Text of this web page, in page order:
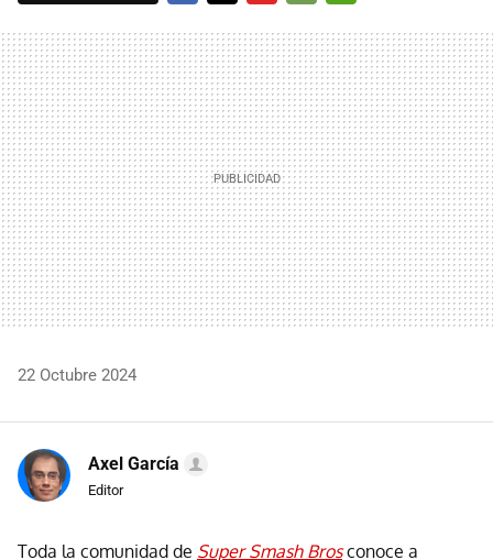
MAIL
22 Octubre 2024
Axel García
Editor
Toda la comunidad de Super Smash Brosconoce a